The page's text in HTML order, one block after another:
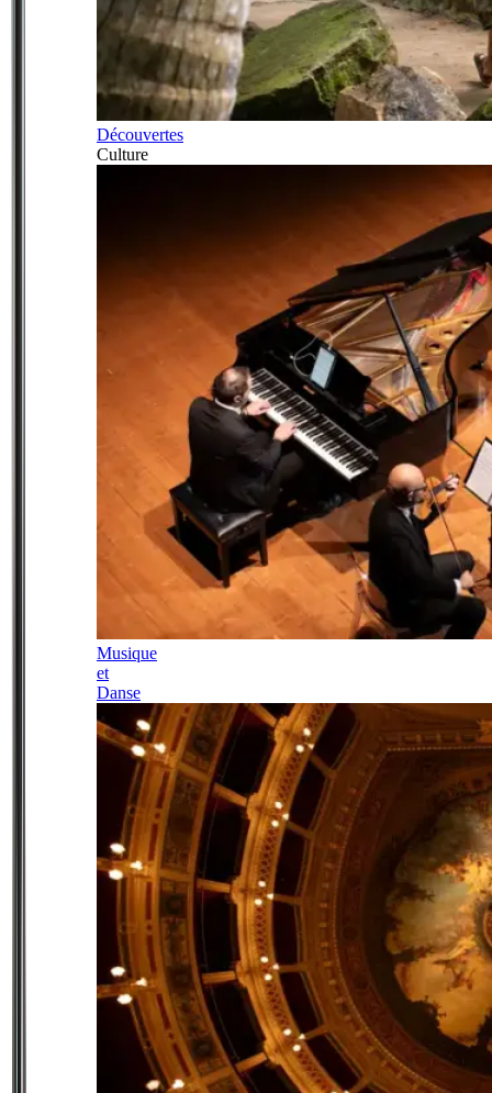
Découvertes
Culture
Musique
et
Danse